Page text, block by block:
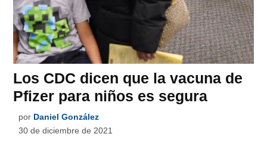
Los CDC dicen que la vacuna de
Pfizer para niños es segura
por Daniel González
30 de diciembre de 2021